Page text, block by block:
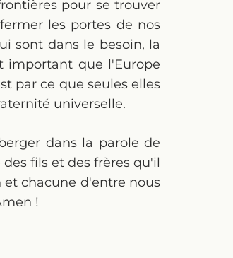
pour se trouver
les portes de nos
sont dans le besoin, la
important que l'Europe
par ce que seules elles
universelle.
dans la parole de
fils et des frères qu'il
et chacune d'entre nous
!